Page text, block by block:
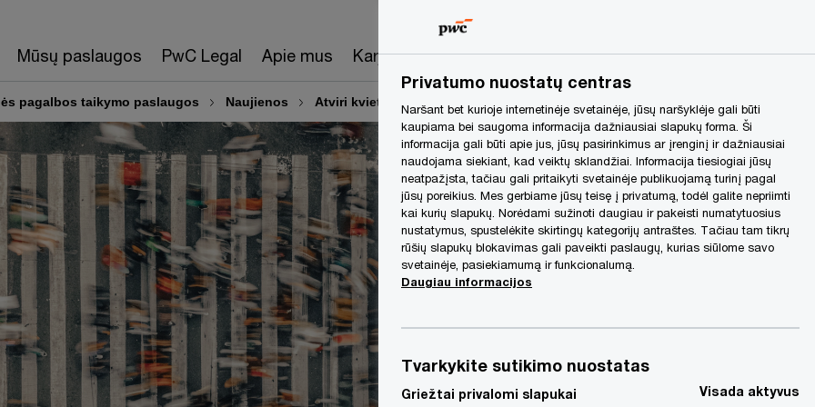
Mūsų paslaugos PwC Legal Apie mus Karjera Search
pagalbos taikymo paslaugos Naujienos Atviri kvietimai APV produktų kūrimo ir MTEP veiklų skatinimui
Privatumo nuostatų centras
Naršant bet kurioje internetinėje svetainėje, jūsų naršyklėje gali būti
kaupiama bei saugoma informacija dažniausiai slapukų forma. Ši
informacija gali būti apie jus, jūsų pasirinkimus ar įrenginį ir dažniausiai
naudojama siekiant, kad veiktų sklandžiai. Informacija tiesiogiai jūsų
neatpažįsta, tačiau gali pritaikyti svetainėje publikuojamą turinį pagal
jūsų poreikius. Mes gerbiame jūsų teisę į privatumą, todėl galite nepriimti
kai kurių slapukų. Norėdami sužinoti daugiau ir pakeisti numatytuosius
nustatymus, spustelėkite skirtingų kategorijų antraštes. Tačiau tam tikrų
rūšių slapukų blokavimas gali paveikti paslaugų, kurias siūlome savo
svetainėje, pasiekiamumą ir funkcionalumą.
Daugiau informacijos
Tvarkykite sutikimo nuostatas
Griežtai privalomi slapukai Visada aktyvus